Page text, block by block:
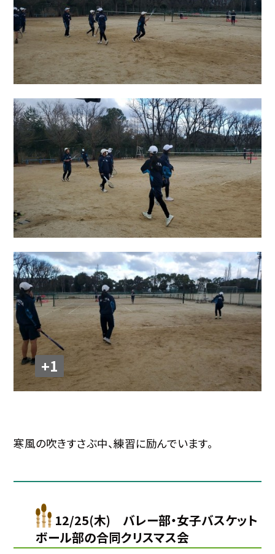
+1
寒風の吹きすさぶ中、練習に励んでいます。
12/25(木) バレー部・女子バスケット
ボール部の合同クリスマス会